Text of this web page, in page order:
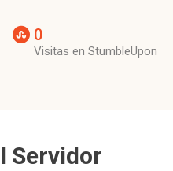
0
Visitas en StumbleUpon
Servidor